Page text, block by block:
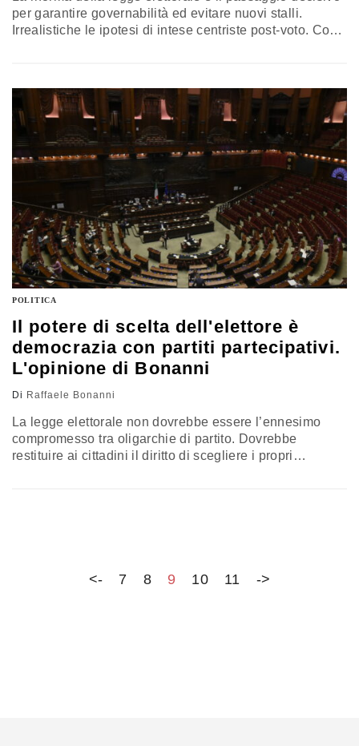
per garantire governabilità ed evitare nuovi stalli.
Irrealistiche le ipotesi di intese centriste post-voto. Con
consolidare la leadership sarà la legge di Bilancio 2027
e la capacità di rafforzare un profilo conservatore
pienamente mainstream. Colloquio con il politologo
della Luiss, Giovanni Orsina
POLITICA
Il potere di scelta dell'elettore è
democrazia con partiti partecipativi.
L'opinione di Bonanni
Di Raffaele Bonanni
La legge elettorale non dovrebbe essere l’ennesimo
compromesso tra oligarchie di partito. Dovrebbe
restituire ai cittadini il diritto di scegliere i propri
<- 7 8 9 10 11 ->